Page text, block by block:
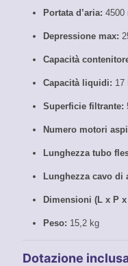
Portata d’aria: 4500
Depressione max:
Capacità
Capacità liquidi: 17
Superficie filtrante:
Numero motori
Lunghezza tubo
Lunghezza cavo di
Dimensioni (L x P x
Peso: 15,2 kg
Dotazione